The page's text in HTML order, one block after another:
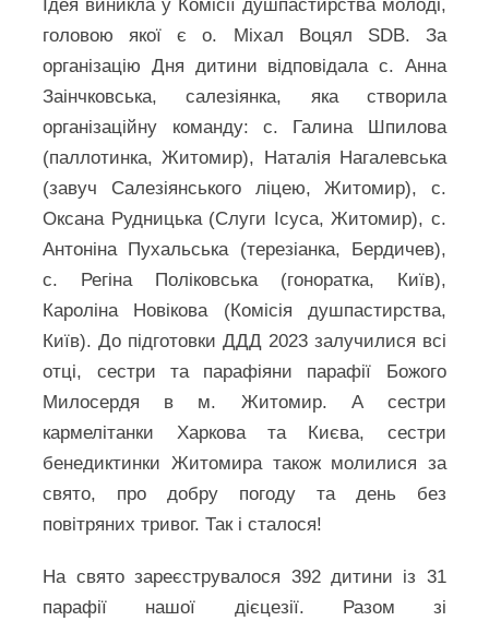
Ідея виникла у Комісії душпастирства молоді,
головою якої є о. Міхал Воцял SDB. За
організацію Дня дитини відповідала с. Анна
Заінчковська, салезіянка, яка створила
організаційну команду: с. Галина Шпилова
(паллотинка, Житомир), Наталія Нагалевська
(завуч Салезіянського ліцею, Житомир), с.
Оксана Рудницька (Слуги Ісуса, Житомир), с.
Антоніна Пухальська (терезіанка, Бердичев),
с. Регіна Поліковська (гоноратка, Київ),
Кароліна Новікова (Комісія душпастирства,
Київ). До підготовки ДДД 2023 залучилися всі
отці, сестри та парафіяни парафії Божого
Милосердя в м. Житомир. А сестри
кармелітанки Харкова та Києва, сестри
бенедиктинки Житомира також молилися за
свято, про добру погоду та день без
повітряних тривог. Так і сталося!
На свято зареєструвалося 392 дитини із 31
парафії нашої дієцезії. Разом зі